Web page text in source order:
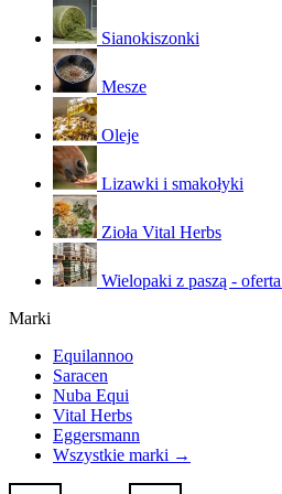
Sianokiszonki
Mesze
Oleje
Lizawki i smakołyki
Zioła Vital Herbs
Wielopaki z paszą -
Marki
Equilannoo
Saracen
Nuba Equi
Vital Herbs
Eggersmann
Wszystkie marki →